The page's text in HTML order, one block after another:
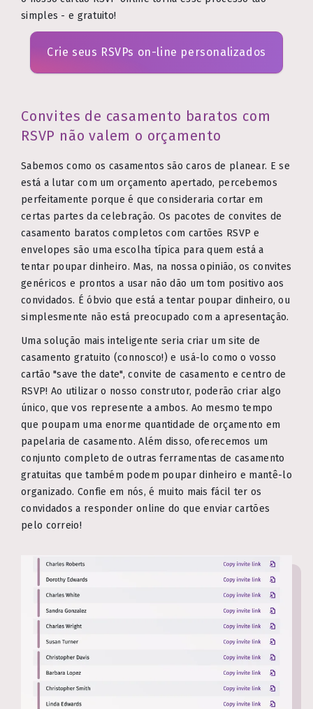
simples - e gratuito!
Crie seus RSVPs on-line personalizados
Convites de casamento baratos com
RSVP não valem o orçamento
Sabemos como os casamentos são caros de planear. E se
está a lutar com um orçamento apertado, percebemos
perfeitamente porque é que consideraria cortar em
certas partes da celebração. Os pacotes de convites de
casamento baratos completos com cartões RSVP e
envelopes são uma escolha típica para quem está a
tentar poupar dinheiro. Mas, na nossa opinião, os convites
genéricos e prontos a usar não dão um tom positivo aos
convidados. É óbvio que está a tentar poupar dinheiro, ou
simplesmente não está preocupado com a apresentação.
Uma solução mais inteligente seria criar um site de
casamento gratuito (connosco!) e usá-lo como o vosso
cartão "save the date", convite de casamento e centro de
RSVP! Ao utilizar o nosso construtor, poderão criar algo
único, que vos represente a ambos. Ao mesmo tempo
que poupam uma enorme quantidade de orçamento em
papelaria de casamento. Além disso, oferecemos um
conjunto completo de outras ferramentas de casamento
gratuitas que também podem poupar dinheiro e mantê-lo
organizado. Confie em nós, é muito mais fácil ter os
convidados a responder online do que enviar cartões
pelo correio!